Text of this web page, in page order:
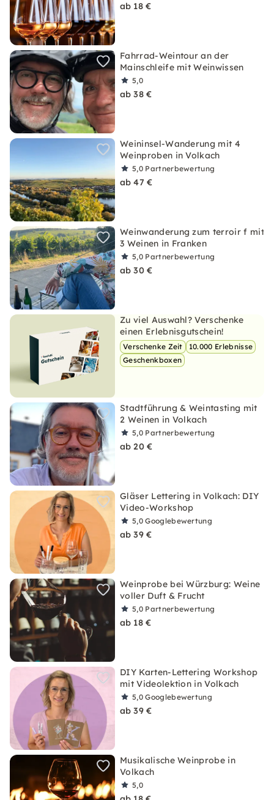
ab 18 €
Fahrrad-Weintour an der
Mainschleife mit Weinwissen
5,0
ab 38 €
Weininsel-Wanderung mit 4
Weinproben in Volkach
5,0 Partnerbewertung
ab 47 €
Weinwanderung zum terroir f mit
3 Weinen in Franken
5,0 Partnerbewertung
ab 30 €
Zu viel Auswahl? Verschenke
einen Erlebnisgutschein!
Verschenke Zeit
10.000 Erlebnisse
Geschenkboxen
Stadtführung & Weintasting mit
2 Weinen in Volkach
5,0 Partnerbewertung
ab 20 €
Gläser Lettering in Volkach: DIY
Video-Workshop
5,0Googlebewertung
ab 39 €
Weinprobe bei Würzburg: Weine
voller Duft & Frucht
5,0 Partnerbewertung
ab 18 €
DIY Karten-Lettering Workshop
mit Videolektion in Volkach
5,0Googlebewertung
ab 39 €
Musikalische Weinprobe in
Volkach
5,0